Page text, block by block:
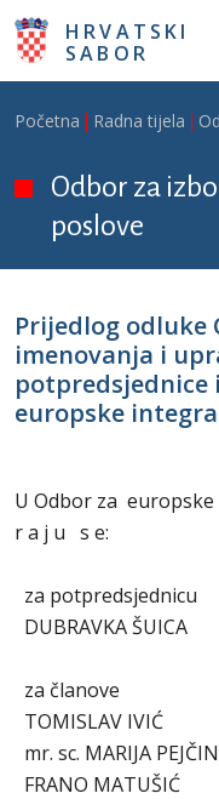
Skoči na glavni sadržaj
HRVATSKI
SABOR
Breadcrumb
Početna Radna tijela
Odbor za
poslove
Prijedlog odluke
imenovanja i
potpredsjednice
europske
U Odbor za
r a j u s e:
za potpredsjednicu
DUBRAVKA ŠUICA
za članove
TOMISLAV IVIĆ
mr. sc. MARIJA
FRANO MATUŠIĆ